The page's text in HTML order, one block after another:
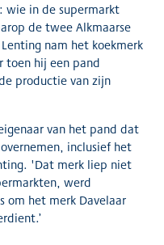
wie in de supermarkt
de twee Alkmaarse
nam het koekmerk
toen hij een pand
productie van zijn
van het pand dat
inclusief het
'Dat merk liep niet
werd
om het merk Davelaar